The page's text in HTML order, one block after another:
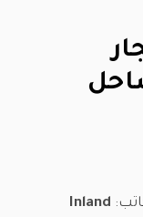
Inland